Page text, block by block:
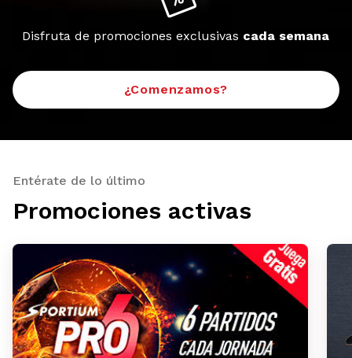
Disfruta de promociones exclusivas cada semana
¿Comenzamos?
Entérate de lo último
Promociones activas